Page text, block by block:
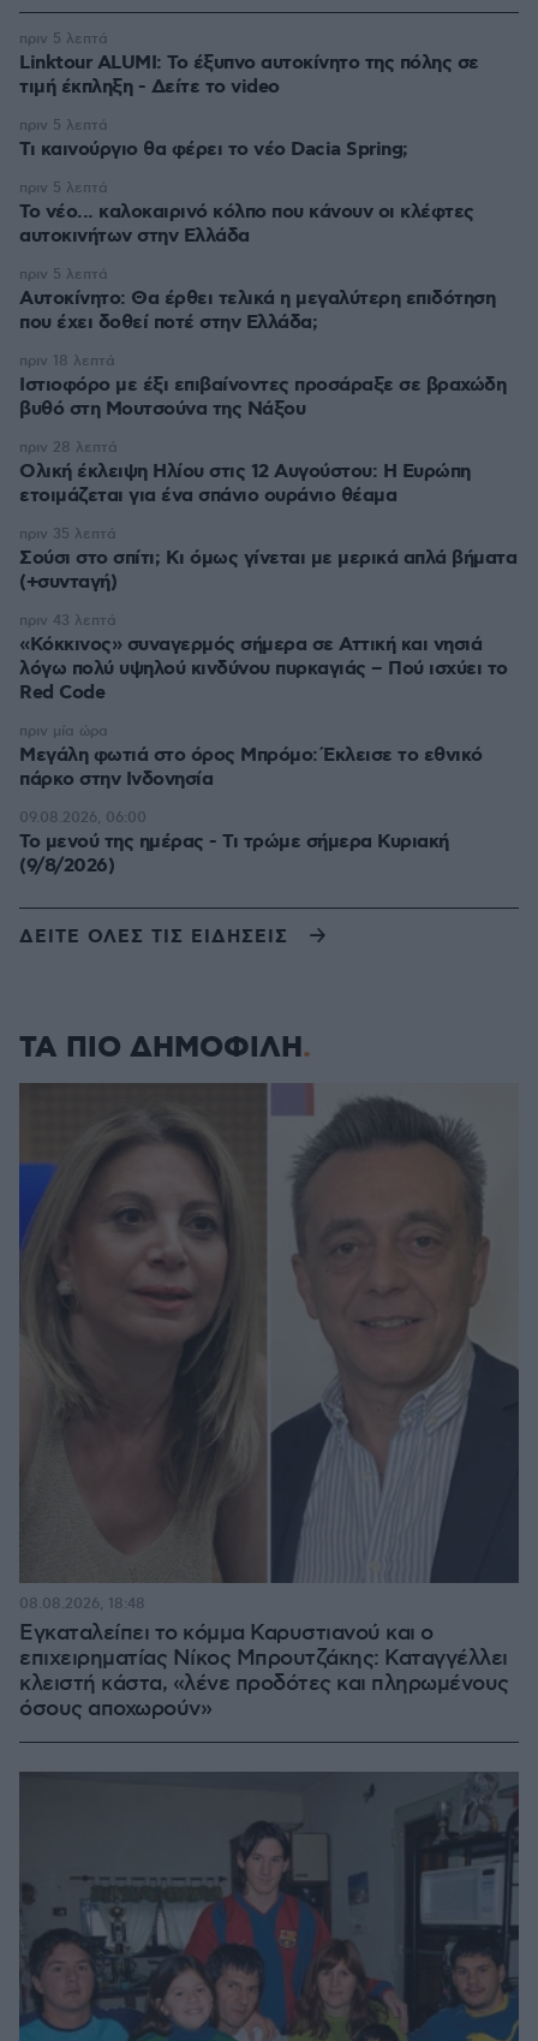
Linktour ALUMI: Το έξυπνο αυτοκίνητο της πόλης σε
τιμή έκπληξη - Δείτε το video
πριν 5 λεπτά
Τι καινούργιο θα φέρει το νέο Dacia Spring;
πριν 5 λεπτά
Το νέο... καλοκαιρινό κόλπο που κάνουν οι κλέφτες
αυτοκινήτων στην Ελλάδα
πριν 5 λεπτά
Αυτοκίνητο: Θα έρθει τελικά η μεγαλύτερη επιδότηση
που έχει δοθεί ποτέ στην Ελλάδα;
πριν 5 λεπτά
Ιστιοφόρο με έξι επιβαίνοντες προσάραξε σε βραχώδη
βυθό στη Μουτσούνα της Νάξου
πριν 18 λεπτά
Ολική έκλειψη Ηλίου στις 12 Αυγούστου: Η Ευρώπη
ετοιμάζεται για ένα σπάνιο ουράνιο θέαμα
πριν 28 λεπτά
Σούσι στο σπίτι; Κι όμως γίνεται με μερικά απλά βήματα
(+συνταγή)
πριν 35 λεπτά
«Κόκκινος» συναγερμός σήμερα σε Αττική και νησιά
λόγω πολύ υψηλού κινδύνου πυρκαγιάς – Πού ισχύει το
Red Code
πριν 43 λεπτά
Μεγάλη φωτιά στο όρος Μπρόμο: Έκλεισε το εθνικό
πάρκο στην Ινδονησία
πριν μία ώρα
Το μενού της ημέρας - Τι τρώμε σήμερα Κυριακή
(9/8/2026)
09.08.2026, 06:00
ΔΕΙΤΕ ΟΛΕΣ ΤΙΣ ΕΙΔΗΣΕΙΣ
ΤΑ ΠΙΟ ΔΗΜΟΦΙΛΗ
Εγκαταλείπει το κόμμα Καρυστιανού και ο
επιχειρηματίας Νίκος Μπρουτζάκης: Καταγγέλλει
κλειστή κάστα, «λένε προδότες και πληρωμένους
όσους αποχωρούν»
08.08.2026, 18:48